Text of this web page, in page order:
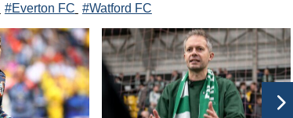
#Everton FC #Watford FC